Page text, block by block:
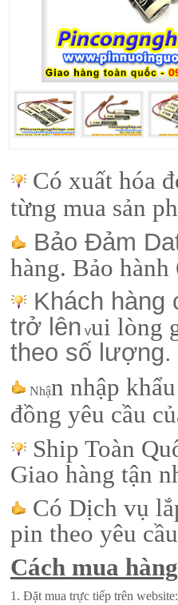
Có xuất hóa
từng mua sản
Bảo Đảm
hàng. Bảo hành
Khách hàng
trở lên vui lòng
theo số lượng.
Nhận nhập
đồng yêu cầu
Ship Toàn
Giao hàng tận
Có Dịch vụ
pin theo yêu
Cách mua
1. Đặt mua trực tiếp trên website: